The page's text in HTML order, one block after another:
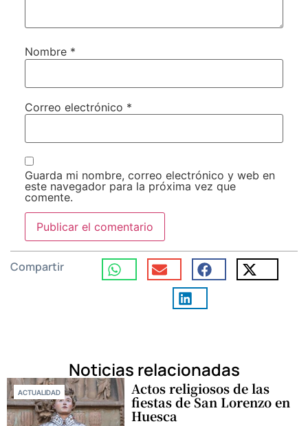
Nombre *
Correo electrónico *
Guarda mi nombre, correo electrónico y web en
este navegador para la próxima vez que
comente.
Compartir
Noticias relacionadas
ACTUALIDAD Actos religiosos de las
fiestas de San Lorenzo en
Huesca